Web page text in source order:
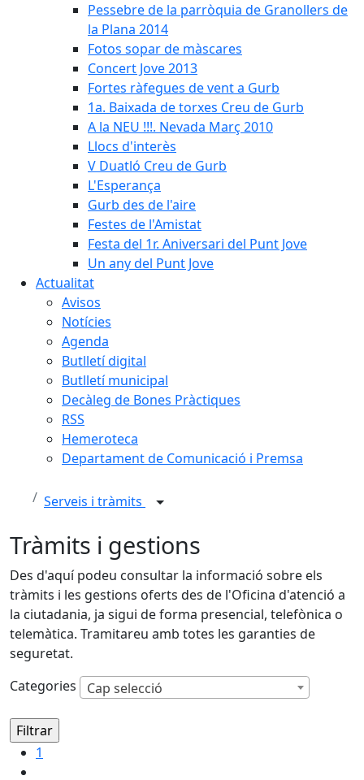
Pessebre de la parròquia de Granollers de
la Plana 2014
Fotos sopar de màscares
Concert Jove 2013
Fortes ràfegues de vent a Gurb
1a. Baixada de torxes Creu de Gurb
A la NEU !!!. Nevada Març 2010
Llocs d'interès
V Duatló Creu de Gurb
L'Esperança
Gurb des de l'aire
Festes de l'Amistat
Festa del 1r. Aniversari del Punt Jove
Un any del Punt Jove
Actualitat
Avisos
Notícies
Agenda
Butlletí digital
Butlletí municipal
Decàleg de Bones Pràctiques
RSS
Hemeroteca
Departament de Comunicació i Premsa
Serveis i tràmits
Tràmits i gestions
Des d'aquí podeu consultar la informació sobre els
tràmits i les gestions oferts des de l'Oficina d'atenció a
la ciutadania, ja sigui de forma presencial, telefònica o
telemàtica. Tramitareu amb totes les garanties de
seguretat.
Categories
Cap selecció
1